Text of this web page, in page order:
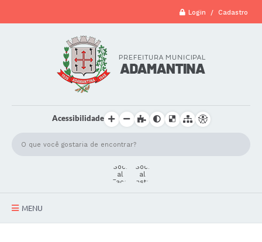
Login / Cadastro
Acessibilidade
MENU